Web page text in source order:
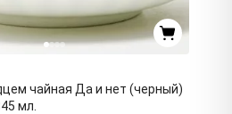
чайная Да и нет (черный)
мл.